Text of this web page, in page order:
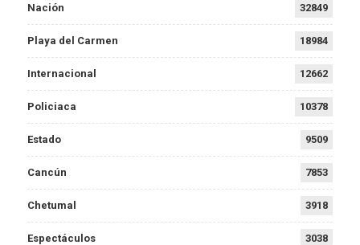
Nación 32849
Playa del Carmen 18984
Internacional 12662
Policiaca 10378
Estado 9509
Cancún 7853
Chetumal 3918
Espectáculos 3038